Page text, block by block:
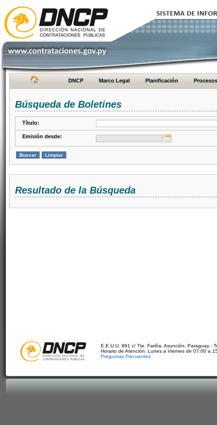
DNCP Marco Legal Planificación Procesos
Búsqueda de Boletines
Título:
Emisión desde:
Resultado de la Búsqueda
E.E.U.U. 961 c/ Tte. Fariña. Asunción, Paraguay -
Horario de Atención: Lunes a Viernes de 07:00 a
Preguntas Frecuentes